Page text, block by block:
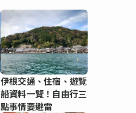
伊根交通、住宿、遊覽
船資料一覽！自由行三
點事情要避雷